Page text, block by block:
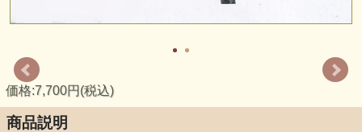
価格:7,700円(税込)
商品説明